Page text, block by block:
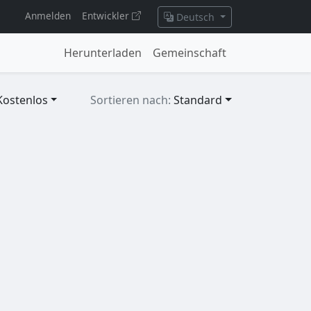
Anmelden Entwickler Deutsch
Herunterladen Gemeinschaft
Sortieren nach:Standard